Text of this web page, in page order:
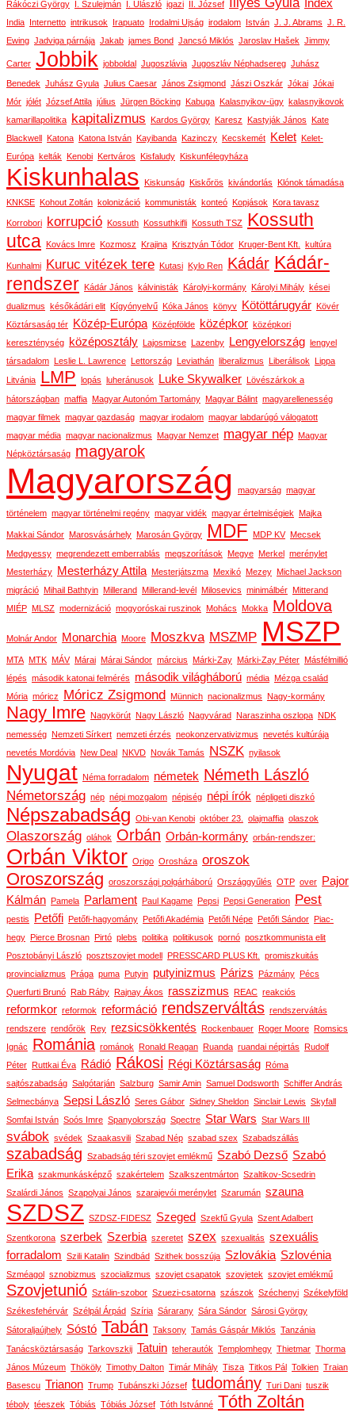
Rákóczi György I. Szulejmán I. Ulászló igazi II. József Index
India Internetto intrikusok Irapuato Irodalmi Ujság irodalom István J. J. Abrams J. R.
Ewing Jadviga párnája Jakab james Bond Jancsó Miklós Jaroslav Hašek Jimmy
Carter Jobbik jobboldal Jugoszlávia Jugoszláv Néphadsereg Juhász
Benedek Juhász Gyula Julius Caesar János Zsigmond Jászi Oszkár Jókai Jókai
Mór jólét József Attila július Jürgen Böcking Kabuga Kalasnyikov-ügy kalasnyikovok
kamarillapolitika kapitalizmus Kardos György Karesz Kastyják János
Kate
Blackwell
Katona Katona István Kayibanda Kazinczy Kecskemét Kelet
Kelet-
Európa kelták Kenobi Kertváros Kisfaludy Kiskunfélegyháza
Kiskunhalas Kiskunság Kiskőrös kivándorlás Klónok támadása
KNKSE Kohout Zoltán kolonizáció kommunisták konteó Kopjások Kora tavasz
Korrobori korrupció Kossuth Kossuthkifli Kossuth TSZ Kossuth
utca
Kovács Imre Kozmosz Krajina Krisztyán Tódor Kruger-Bent Kft. kultúra
Kunhalmi Kuruc vitézek tere Kutasi Kylo Ren Kádár Kádár-
rendszer
Kádár János kálvinisták Károlyi-kormány Károlyi Mihály kései
dualizmus
későkádári elit Kígyónyelvű Kóka János könyv Kötöttárugyár
Kövér
Köztársaság tér
Közép-Európa Középfölde középkor középkori
kereszténység
középosztály Lajosmizse Lazenby Lengyelország
lengyel
társadalom
Leslie L. Lawrence Lettország Leviathán liberalizmus Liberálisok
Lippa
Litvánia LMP lopás luheránusok Luke Skywalker
Lövészárkok a
hátországban maffia Magyar Autonóm Tartomány Magyar Bálint magyarellenesség
magyar filmek magyar gazdaság magyar irodalom magyar labdarúgó válogatott
magyar média magyar nacionalizmus Magyar Nemzet magyar nép Magyar
Népköztársaság magyarok
Magyarország magyarság magyar
történelem magyar történelmi regény magyar vidék magyar értelmiségiek Majka
Makkai Sándor Marosvásárhely Marosán György MDF MDP KV Mecsek
Medgyessy megrendezett emberrablás megszorítások Megye Merkel
merénylet
Mesterházy
Mesterházy Attila Mesterjátszma Mexikó Mezey Michael Jackson
migráció Mihail Bathtyin Millerand Millerand-levél Milosevics minimálbér Mitterand
MIÉP MLSZ modernizáció mogyoróskai ruszinok Mohács Mokka Moldova
Molnár Andor Monarchia Moore Moszkva MSZMP MSZP
MTA MTK MÁV Márai Márai Sándor március Márki-Zay Márki-Zay Péter Másfélmillió
lépés második katonai felmérés második világháború média Mézga család
Mória móricz Móricz Zsigmond Münnich nacionalizmus Nagy-kormány
Nagy Imre Nagykörút Nagy László Nagyvárad Naraszinha oszlopa NDK
nemesség Nemzeti Sírkert nemzeti érzés neokonzervativizmus nevetés kultúrája
nevetés Mordóvia New Deal NKVD Novák Tamás NSZK nyilasok
Nyugat Néma forradalom németek Németh László
Németország nép népi mozgalom népiség népi írók népligeti diszkó
Népszabadság Obi-van Kenobi október 23. olajmaffia olaszok
Olaszország oláhok Orbán Orbán-kormány orbán-rendszer:
Orbán Viktor Origo Orosháza oroszok
Oroszország oroszországi polgárháború Országgyűlés OTP over
Pajor
Kálmán
Pamela Parlament Paul Kagame Pepsi Pepsi Generation Pest
pestis Petőfi Petőfi-hagyomány Petőfi Akadémia Petőfi Népe Petőfi Sándor
Piac-
hegy
Pierce Brosnan Pirtó plebs politika politikusok pornó posztkommunista elit
Posztobányi László posztszovjet modell PRESSCARD PLUS Kft.
promiszkuitás
provincializmus
Prága puma Putyin putyinizmus Párizs Pázmány
Pécs
Querfurti Brunó
Rab Ráby Rajnay Ákos rasszizmus REAC reakciós
reformkor reformok reformáció rendszerváltás rendszerváltás
rendszere rendőrök Rey rezsicsökkentés Rockenbauer Roger Moore
Romsics
Ignác
Románia románok Ronald Reagan Ruanda ruandai népirtás
Rudolf
Péter
Ruttkai Éva Rádió Rákosi Régi Köztársaság
Róma
sajtószabadság Salgótarján Salzburg Samir Amin Samuel Dodsworth Schiffer András
Selmecbánya Sepsi László Seres Gábor Sidney Sheldon Sinclair Lewis Skyfall
Somfai István Soós Imre Spanyolország Spectre Star Wars Star Wars III
svábok svédek Szaakasvili Szabad Nép szabad szex Szabadszállás
szabadság Szabadság téri szovjet emlékmű Szabó Dezső Szabó
Erika szakmunkásképző szakértelem Szalkszentmárton Szaltikov-Scsedrin
Szalárdi János Szapolyai János szarajevói merénylet Szarumán szauna
SZDSZ SZDSZ-FIDESZ Szeged Szekfű Gyula Szent Adalbert
Szentkorona szerbek Szerbia szeretet szex szexualitás szexuális
forradalom Szili Katalin Szindbád Szithek bosszúja Szlovákia Szlovénia
Szméagol sznobizmus szocializmus szovjet csapatok szovjetek szovjet emlékmű
Szovjetunió Sztálin-szobor Szuezi-csatorna szászok Széchenyi Székelyföld
Székesfehérvár Szélpál Árpád Szíria Sárarany Sára Sándor Sárosi György
Sátoraljaújhely Sóstó Tabán Taksony Tamás Gáspár Miklós Tanzánia
Tanácsköztársaság Tarkovszkij Tatuin teherautók Templomhegy Thietmar Thorma
János Múzeum Thököly Timothy Dalton Timár Mihály Tisza Titkos Pál Tolkien Traian
Basescu Trianon Trump Tubánszki József tudomány Turi Dani tuszik
téboly téeszek Tóbiás Tóbiás József Tóth Istvánné Tóth Zoltán